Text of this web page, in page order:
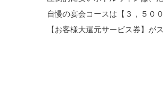
自慢の宴会コースは【３，５０
【お客様大還元サービス券】